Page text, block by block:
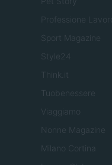
Professione Lavoro
Sport Magazine
Style24
Think.it
Tuobenessere
Viaggiamo
Nonne Magazine
Milano Cortina